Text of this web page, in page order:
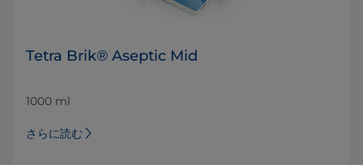
Tetra Brik® Aseptic Mid
1000 ml
さらに読む